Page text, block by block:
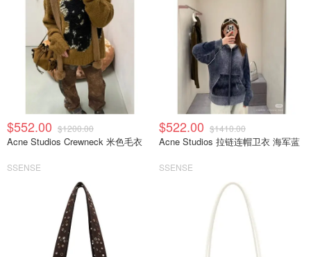
$552.00 $1200.00
Acne Studios Crewneck 米色毛衣
SSENSE
$522.00 $1410.00
Acne Studios 拉链连帽卫衣 海军蓝
SSENSE